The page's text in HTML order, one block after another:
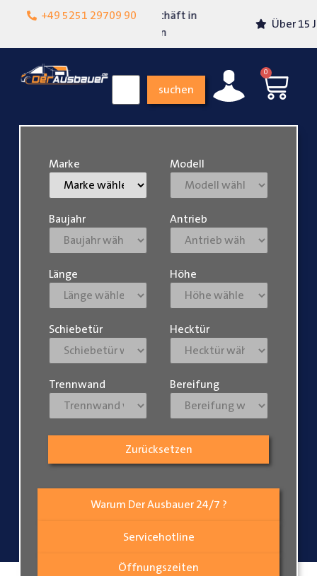
+49 5251 29709 90
Lokalgeschäft in
Über 15 Jahre Erfahrung
suchen
0
Warum Der Ausbauer 24/7 ?
Servicehotline
Öffnungszeiten
Marke Modell
Baujahr Antrieb
Länge Höhe
Schiebetür Hecktür
Trennwand Bereifung
Zurücksetzen